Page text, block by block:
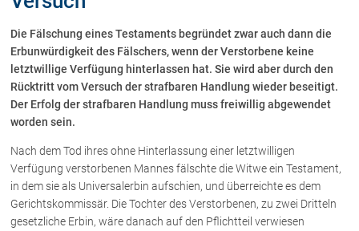
Familienrecht und Scheidungen
Prozessführung und
Schiedsgerichtsbarkeit
Skiunfälle in Österreich
Über uns
Kanzleiteam
Netzwerk
Die Österreichischen Rechtsanwälte
Die Fälschung eines Testaments begründet zwar auch dann die
Erbunwürdigkeit des Fälschers, wenn der Verstorbene keine
letztwillige Verfügung hinterlassen hat. Sie wird aber durch den
Rücktritt vom Versuch der strafbaren Handlung wieder beseitigt.
Der Erfolg der strafbaren Handlung muss freiwillig abgewendet
worden sein.
Nach dem Tod ihres ohne Hinterlassung einer letztwilligen
Verfügung verstorbenen Mannes fälschte die Witwe ein Testament,
in dem sie als Universalerbin aufschien, und überreichte es dem
Gerichtskommissär. Die Tochter des Verstorbenen, zu zwei Dritteln
gesetzliche Erbin, wäre danach auf den Pflichtteil verwiesen